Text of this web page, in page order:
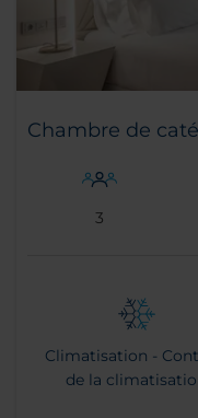
Chambre de
3
Climatisation -
de la